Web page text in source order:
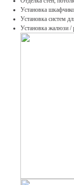
Установка
Установка систем
Установка жалюзи